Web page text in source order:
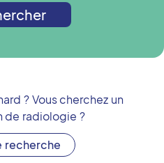
? Vous cherchez un
de radiologie ?
recherche